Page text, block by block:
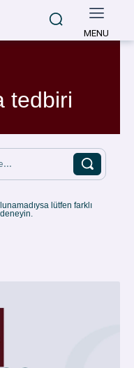
MENU
tedbiri
lütfen farklı